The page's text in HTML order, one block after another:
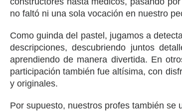
no faltó ni una sola vocación en nuestro
Como guinda del pastel, jugamos a
descripciones, descubriendo juntos
aprendiendo de manera divertida. En
participación también fue altísima, con
y originales.
Por supuesto, nuestros profes también se